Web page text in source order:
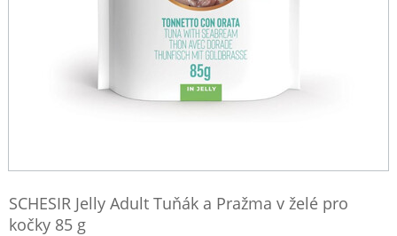
SCHESIR Jelly Adult Tuňák a Pražma v želé pro
kočky 85 g